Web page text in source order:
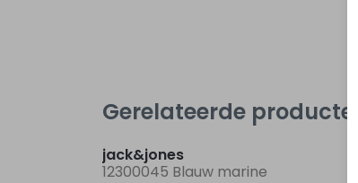
Gerelateerde producten
Nieuw
jack&jones
12300045 Blauw marine